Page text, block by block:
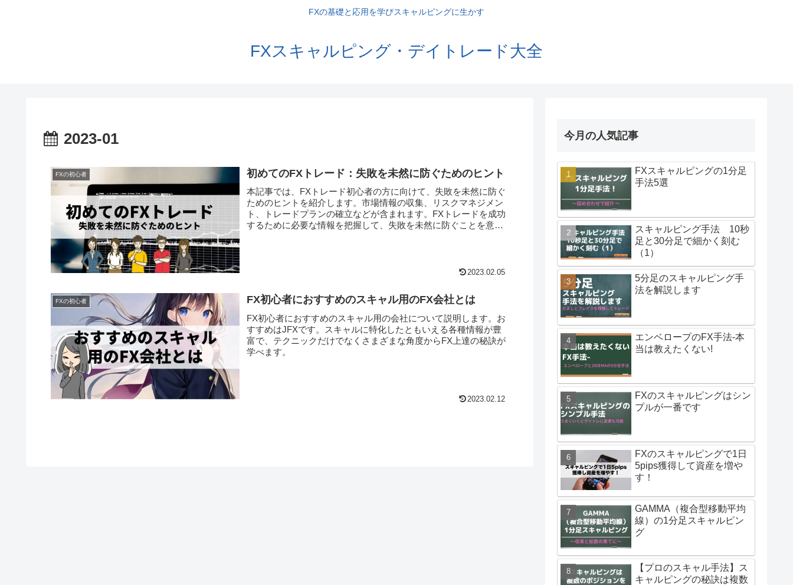
FXの基礎と応用を学びスキャルピングに生かす
FXスキャルピング・デイトレード大全
2023-01
FXの初心者 初めてのFXトレード：失敗を未然に防ぐためのヒント
本記事では、FXトレード初心者の方に向けて、失敗を未然に防ぐ
ためのヒントを紹介します。市場情報の収集、リスクマネジメン
ト、トレードプランの確立などが含まれます。FXトレードを成功
するために必要な情報を把握して、失敗を未然に防ぐことを意識
2023.02.05
FXの初心者 FX初心者におすすめのスキャル用のFX会社とは
FX初心者におすすめのスキャル用の会社について説明します。お
すすめはJFXです。スキャルに特化したともいえる各種情報が豊
富で、テクニックだけでなくさまざまな角度からFX上達の秘訣が
学べます。
2023.02.12
今月の人気記事
FXスキャルピングの1分足
手法5選
スキャルピング手法 10秒
足と30分足で細かく刻む
（1）
5分足のスキャルピング手
法を解説します
エンベロープのFX手法-本
当は教えたくない!
FXのスキャルピングはシン
プルが一番です
FXのスキャルピングで1日
5pips獲得して資産を増や
す！
GAMMA（複合型移動平均
線）の1分足スキャルピン
グ
【プロのスキャル手法】ス
キャルピングの秘訣は複数